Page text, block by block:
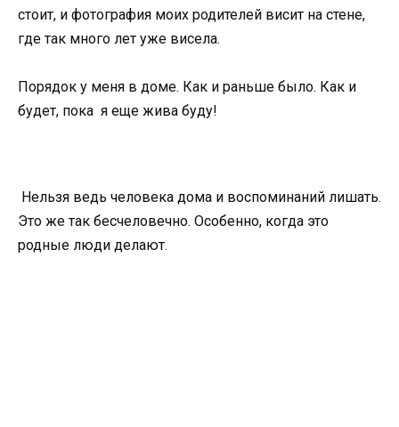
стоит, и фотография моих родителей висит на стене,
где так много лет уже висела.
Порядок у меня в доме. Как и раньше было. Как и
будет, пока я еще жива буду!
Нельзя ведь человека дома и воспоминаний лишать.
Это же так бесчеловечно. Особенно, когда это
родные люди делают.